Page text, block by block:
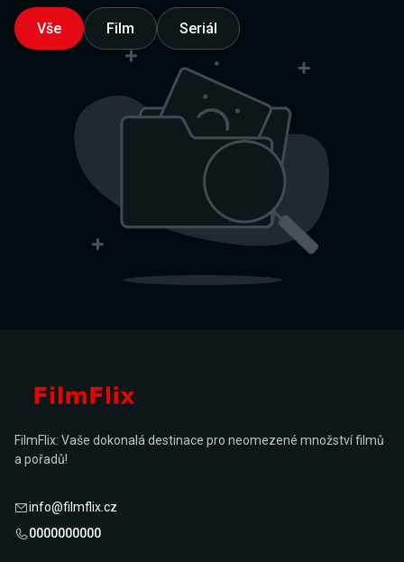
Vše Film Seriál
FilmFlix: Vaše dokonalá destinace pro neomezené množství filmů
a pořadů!
info@filmflix.cz
0000000000